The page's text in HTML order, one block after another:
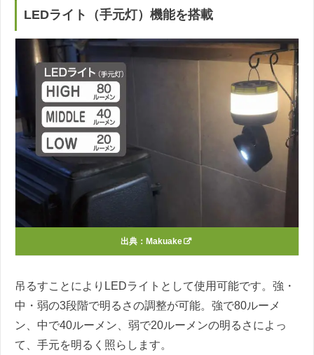
LEDライト（手元灯）機能を搭載
出典： Makuake
吊るすことによりLEDライトとして使用可能です。強・
中・弱の3段階で明るさの調整が可能。強で80ルーメ
ン、中で40ルーメン、弱で20ルーメンの明るさによっ
て、手元を明るく照らします。